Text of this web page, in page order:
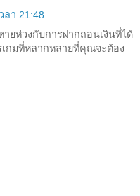
ลา 21:48
ยห่วงกับการฝากถอนเงินที่ได้
กมที่หลากหลายที่คุณจะต้อง